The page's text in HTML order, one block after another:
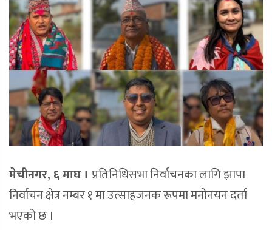
मेचीनगर, ६ माघ । प्रतिनिधिसभा निर्वाचनका लागि झापा
निर्वाचन क्षेत्र नम्बर १ मा उत्साहजनक रूपमा मनोनयन दर्ता
भएको छ ।